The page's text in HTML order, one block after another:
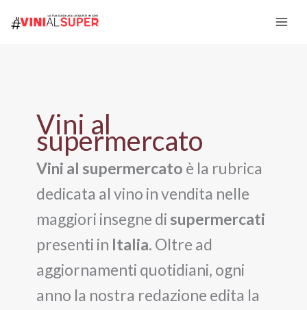
Vini al
supermercato
Vini al supermercato è la rubrica
dedicata al vino in vendita nelle
maggiori insegne di supermercati
presenti in Italia. Oltre ad
aggiornamenti quotidiani, ogni
anno la nostra redazione edita la